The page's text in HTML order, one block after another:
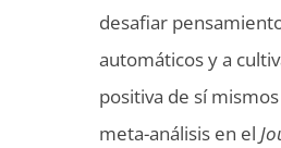
desafiar
automáticos y a
positiva de sí
meta-análisis en el